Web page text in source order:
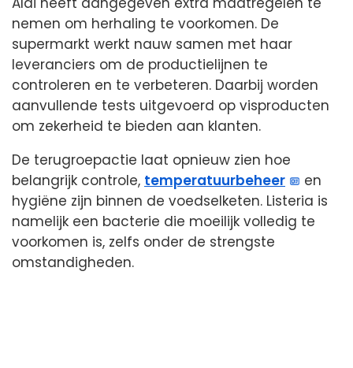
nemen om herhaling te voorkomen. De
supermarkt werkt nauw samen met haar
leveranciers om de productielijnen te
controleren en te verbeteren. Daarbij worden
aanvullende tests uitgevoerd op visproducten
om zekerheid te bieden aan klanten.
De terugroepactie laat opnieuw zien hoe
belangrijk controle, temperatuurbeheer
en
hygiëne zijn binnen de voedselketen. Listeria is
namelijk een bacterie die moeilijk volledig te
voorkomen is, zelfs onder de strengste
omstandigheden.